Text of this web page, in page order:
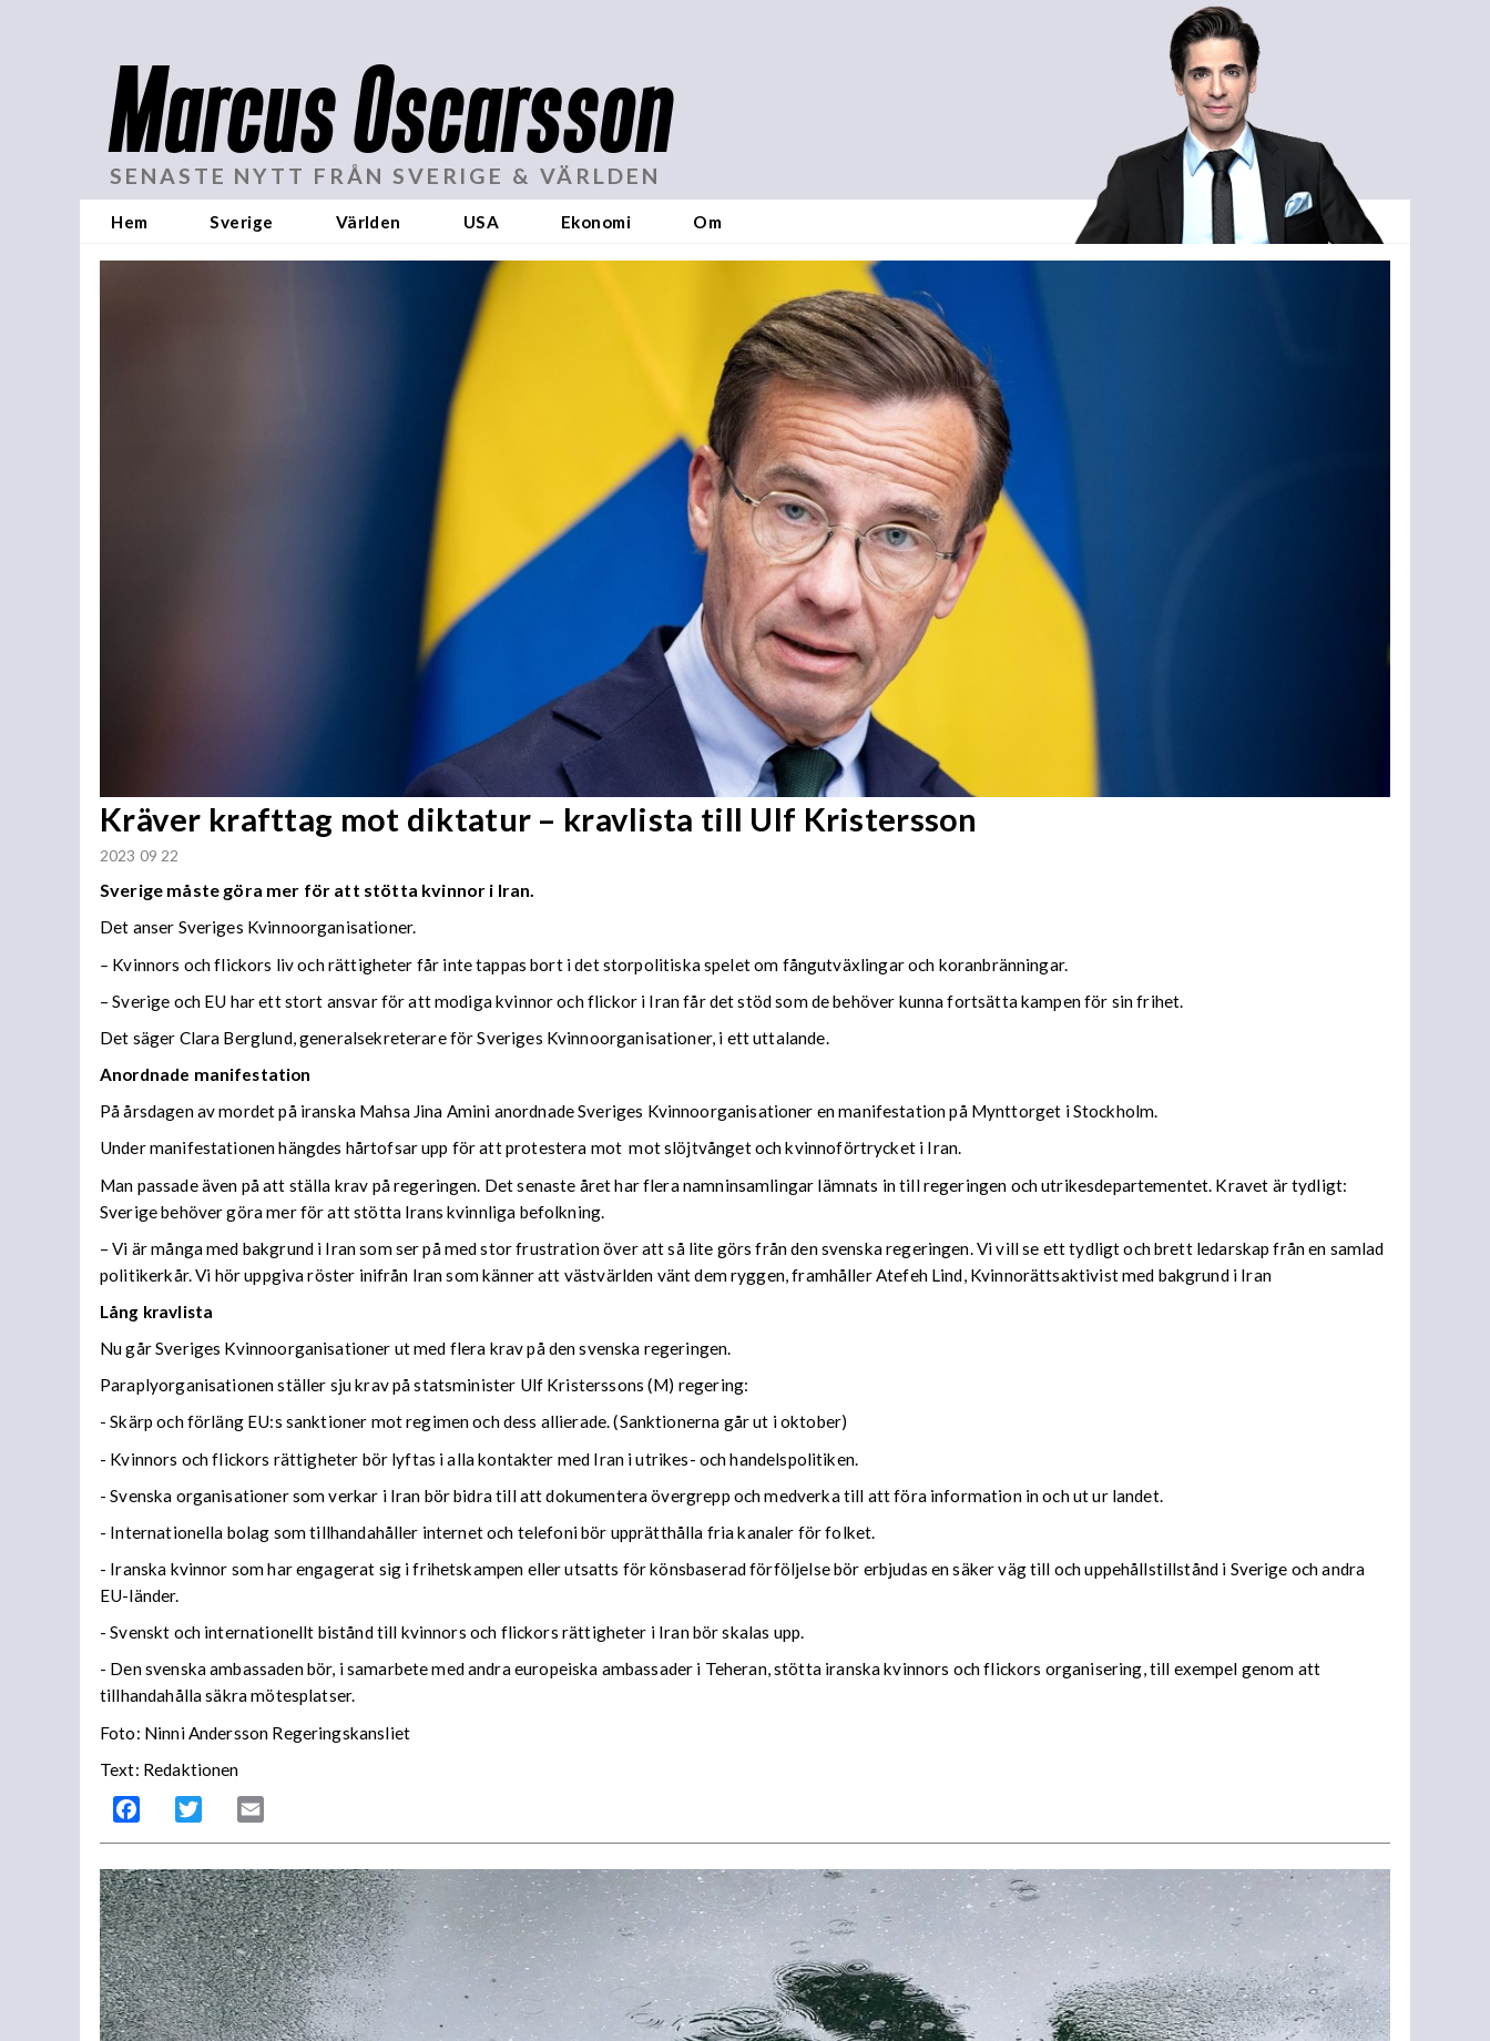
Marcus Oscarsson
SENASTE NYTT FRÅN SVERIGE & VÄRLDEN
Hem Sverige Världen USA Ekonomi Om
Kräver krafttag mot diktatur – kravlista till Ulf Kristersson
2023 09 22
Sverige måste göra mer för att stötta kvinnor i Iran.
Det anser Sveriges Kvinnoorganisationer.
– Kvinnors och flickors liv och rättigheter får inte tappas bort i det storpolitiska spelet om fångutväxlingar och koranbränningar.
– Sverige och EU har ett stort ansvar för att modiga kvinnor och flickor i Iran får det stöd som de behöver kunna fortsätta kampen för sin frihet.
Det säger Clara Berglund, generalsekreterare för Sveriges Kvinnoorganisationer, i ett uttalande.
Anordnade manifestation
På årsdagen av mordet på iranska Mahsa Jina Amini anordnade Sveriges Kvinnoorganisationer en manifestation på Mynttorget i Stockholm.
Under manifestationen hängdes hårtofsar upp för att protestera mot mot slöjtvånget och kvinnoförtrycket i Iran.
Man passade även på att ställa krav på regeringen. Det senaste året har flera namninsamlingar lämnats in till regeringen och utrikesdepartementet. Kravet är tydligt:
Sverige behöver göra mer för att stötta Irans kvinnliga befolkning.
– Vi är många med bakgrund i Iran som ser på med stor frustration över att så lite görs från den svenska regeringen. Vi vill se ett tydligt och brett ledarskap från en samlad
politikerkår. Vi hör uppgiva röster inifrån Iran som känner att västvärlden vänt dem ryggen, framhåller Atefeh Lind, Kvinnorättsaktivist med bakgrund i Iran
Lång kravlista
Nu går Sveriges Kvinnoorganisationer ut med flera krav på den svenska regeringen.
Paraplyorganisationen ställer sju krav på statsminister Ulf Kristerssons (M) regering:
- Skärp och förläng EU:s sanktioner mot regimen och dess allierade. (Sanktionerna går ut i oktober)
- Kvinnors och flickors rättigheter bör lyftas i alla kontakter med Iran i utrikes- och handelspolitiken.
- Svenska organisationer som verkar i Iran bör bidra till att dokumentera övergrepp och medverka till att föra information in och ut ur landet.
- Internationella bolag som tillhandahåller internet och telefoni bör upprätthålla fria kanaler för folket.
- Iranska kvinnor som har engagerat sig i frihetskampen eller utsatts för könsbaserad förföljelse bör erbjudas en säker väg till och uppehållstillstånd i Sverige och andra
EU-länder.
- Svenskt och internationellt bistånd till kvinnors och flickors rättigheter i Iran bör skalas upp.
- Den svenska ambassaden bör, i samarbete med andra europeiska ambassader i Teheran, stötta iranska kvinnors och flickors organisering, till exempel genom att
tillhandahålla säkra mötesplatser.
Foto: Ninni Andersson Regeringskansliet
Text: Redaktionen
Facebook Twitter